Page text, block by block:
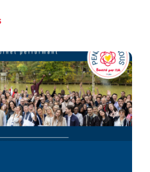
aux collaborateurs des
des cabinets
toute la